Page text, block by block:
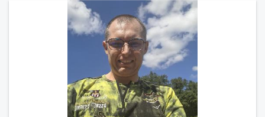
une belle amitié et qu'il n'est jamais trop tard pour
écrire une nouvelle histoire. Si vous aimez les
échanges sincères, les valeurs de respect et de
simplicité, nous pourrions faire connaissance autour
d'un café suivi d'une balade, sans précipitation et
laisser le temps faire le reste. Au plaisir de vous lire.